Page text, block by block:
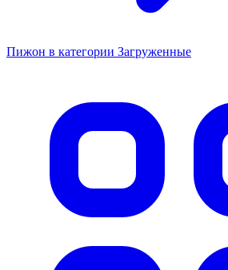
Пижон в категории Загруженные